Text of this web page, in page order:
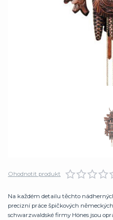
Ohodnotit produkt
Na každém detailu těchto
precizní práce špičkových
schwarzwaldské firmy Hönes jsou